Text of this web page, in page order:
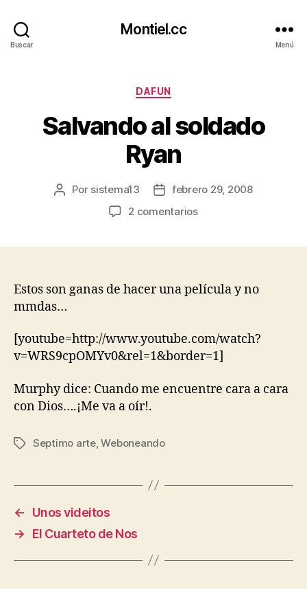
Buscar
Montiel.cc
Menú
Categorías
DAFUN
Salvando al soldado
Ryan
Autor
Por sistema13
Fechafebrero 29, 2008
2 comentariosen
Estos son ganas de hacer una película y no
mmdas…
[youtube=http://www.youtube.com/watch?
v=WRS9cpOMYv0&rel=1&border=1]
Murphy dice: Cuando me encuentre cara a cara
con Dios….¡Me va a oír!.
Etiquetas
Septimo arte,Weboneando
←
Unos videitos
→
El Cuarteto de Nos